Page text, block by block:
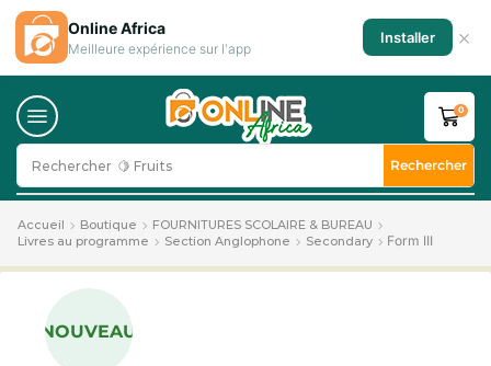
Rechercher 🍋 Fruits Rechercher
0
Accueil Boutique
FOURNITURES SCOLAIRE & BUREAU
Livres au programme
Section Anglophone Secondary Form III
NOUVEAU
Online Africa
Meilleure expérience sur l'app
Installer ×